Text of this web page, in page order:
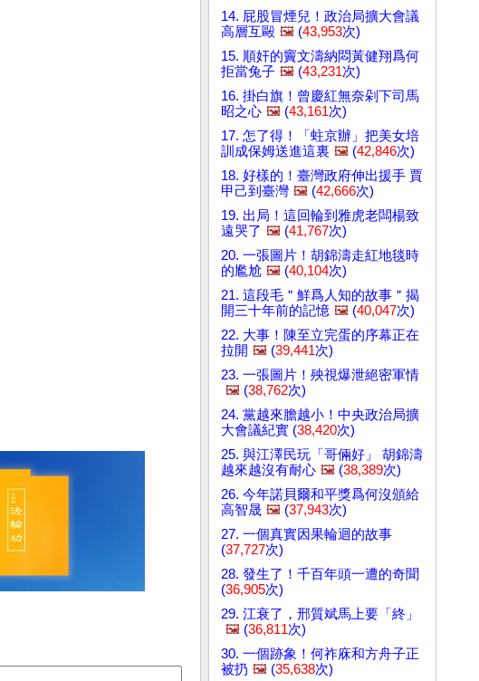
14. 屁股冒煙兒！政治局擴大會議
高層互毆 🖼️ (43,953次)
15. 順奸的竇文濤納悶黃健翔爲何
拒當兔子 🖼️ (43,231次)
16. 掛白旗！曾慶紅無奈剁下司馬
昭之心 🖼️ (43,161次)
17. 怎了得！「蛀京辦」把美女培
訓成保姆送進這裏 🖼️ (42,846次)
18. 好樣的！臺灣政府伸出援手 賈
甲己到臺灣 🖼️ (42,666次)
19. 出局！這回輪到雅虎老闆楊致
遠哭了 🖼️ (41,767次)
20. 一張圖片！胡錦濤走紅地毯時
的尷尬 🖼️ (40,104次)
21. 這段毛＂鮮爲人知的故事＂揭
開三十年前的記憶 🖼️ (40,047次)
22. 大事！陳至立完蛋的序幕正在
拉開 🖼️ (39,441次)
23. 一張圖片！殃視爆泄絕密軍情
🖼️ (38,762次)
24. 黨越來膽越小！中央政治局擴
大會議紀實 (38,420次)
25. 與江澤民玩「哥倆好」 胡錦濤
越來越沒有耐心 🖼️ (38,389次)
26. 今年諾貝爾和平獎爲何沒頒給
高智晟 🖼️ (37,943次)
27. 一個真實因果輪迴的故事
(37,727次)
28. 發生了！千百年頭一遭的奇聞
(36,905次)
29. 江衰了，邢質斌馬上要「終」
🖼️ (36,811次)
30. 一個跡象！何祚庥和方舟子正
被扔 🖼️ (35,638次)